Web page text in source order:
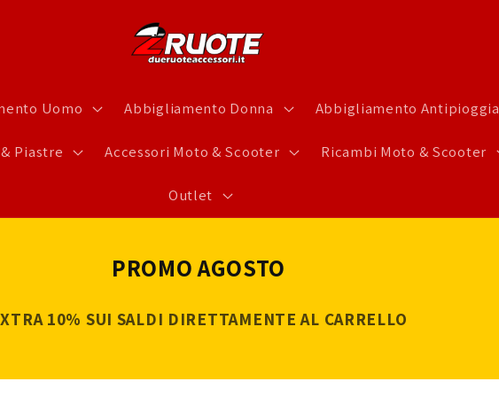
Uomo Abbigliamento Donna Abbigliamento Antipioggia
Piastre Accessori Moto & Scooter Ricambi Moto & Scooter
Outlet
PROMO AGOSTO
10% SUI SALDI DIRETTAMENTE AL CARRELLO